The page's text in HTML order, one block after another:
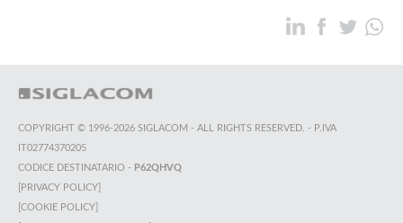
COPYRIGHT © 1996-2026 SIGLACOM - ALL RIGHTS RESERVED. - P.IVA
IT02774370205
CODICE DESTINATARIO - P62QHVQ
[PRIVACY POLICY]
[COOKIE POLICY]